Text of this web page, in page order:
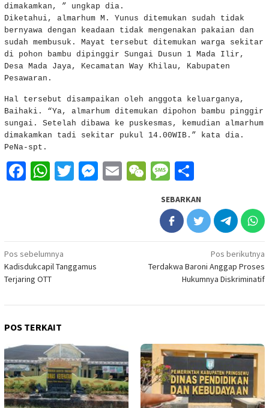
dimakamkan, ” ungkap dia.
Diketahui, almarhum M. Yunus ditemukan sudah tidak
bernyawa dengan keadaan tidak mengenakan pakaian dan
sudah membusuk. Mayat tersebut ditemukan warga sekitar
di pohon bambu dipinggir Sungai Dusun 1 Mada Ilir,
Desa Mada Jaya, Kecamatan Way Khilau, Kabupaten
Pesawaran.
Hal tersebut disampaikan oleh anggota keluarganya,
Baihaki. “Ya, almarhum ditemukan dipohon bambu pinggir
sungai. Setelah dibawa ke puskesmas, kemudian almarhum
dimakamkan tadi sekitar pukul 14.00WIB.” kata dia.
PeNa-spt.
Facebook
WhatsApp
Twitter
Messenger
EmailWeChatMessage
SEBARKAN
Navigasi
pos
Pos sebelumnya
Kadisdukcapil Tanggamus
Terjaring OTT
Pos berikutnya
Terdakwa Baroni Anggap Proses
Hukumnya Diskriminatif
POS TERKAIT